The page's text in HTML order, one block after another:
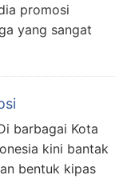
promosi
yang sangat
barbagai Kota
kini bantak
bentuk kipas